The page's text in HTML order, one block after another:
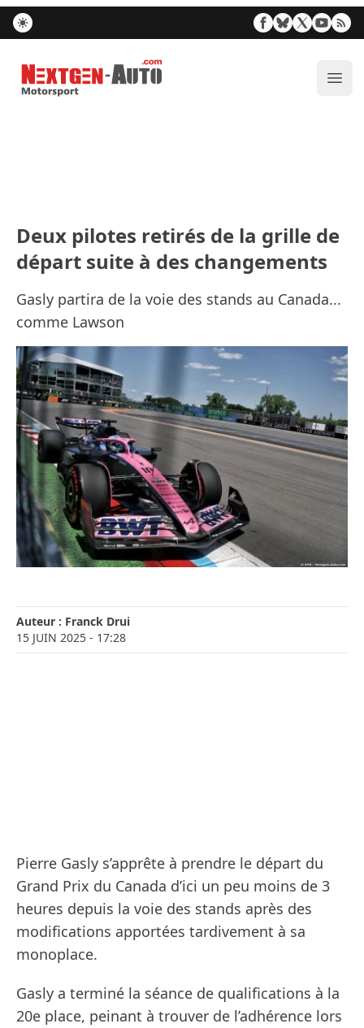
Nextgen-Auto.com
Deux pilotes retirés de la grille de
départ suite à des changements
Gasly partira de la voie des stands au Canada...
comme Lawson
Auteur : Franck Drui
15 JUIN 2025 - 17:28
Pierre Gasly s’apprête à prendre le départ du
Grand Prix du Canada d’ici un peu moins de 3
heures depuis la voie des stands après des
modifications apportées tardivement à sa
monoplace.
Gasly a terminé la séance de qualifications à la
20e place, peinant à trouver de l’adhérence lors